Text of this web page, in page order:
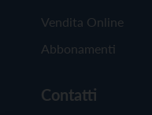
Vendita Online
Abbonamenti
Contatti